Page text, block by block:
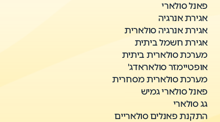
פאנל סולארי
אגירת אנרגיה
אגירת אנרגיה סולארית
אגירת חשמל ביתית
מערכת סולארית ביתית
אופטיימזר סולאראדג'
מערכת סולארית מסחרית
פאנל סולארי גמיש
גג סולארי
התקנת פאנלים סולאריים